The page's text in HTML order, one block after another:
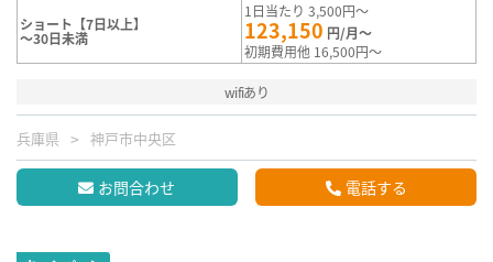
ショート【7日以上】
～30日未満
1日当たり 3,500円～
123,150 円/月～
初期費用他 16,500円～
wifiあり
兵庫県 神戸市中央区
お問合わせ 電話する